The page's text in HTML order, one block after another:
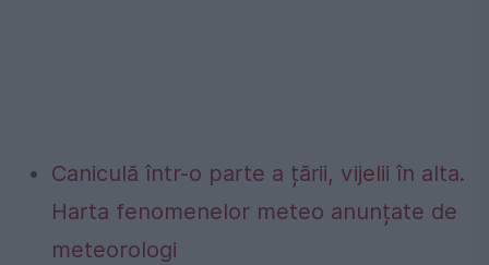
Caniculă într-o parte a țării, vijelii în alta.
Harta fenomenelor meteo anunțate de
meteorologi